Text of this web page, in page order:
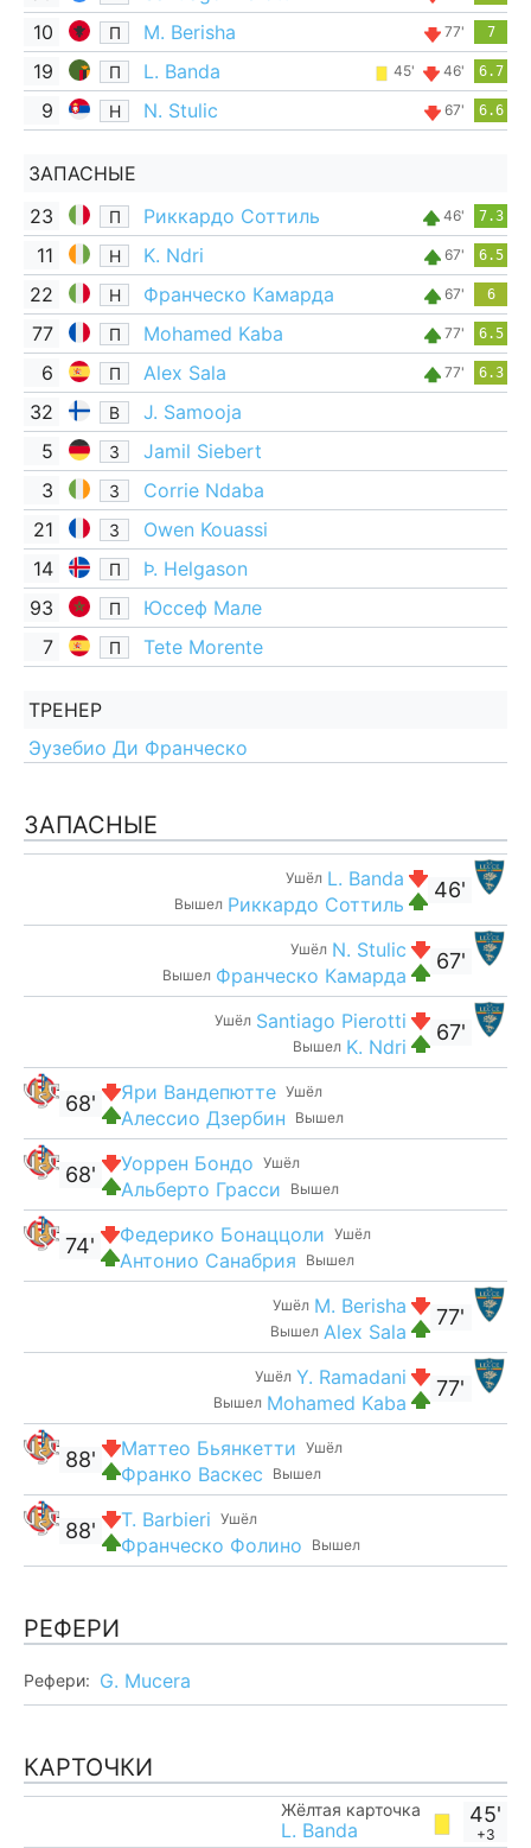
10 П M. Berisha 77' 7
19 П L. Banda 45' 46' 6.7
9 Н N. Stulic 67' 6.6
ЗАПАСНЫЕ
23
П Риккардо Соттиль 46' 7.3
11 Н K. Ndri 67' 6.5
22 Н Франческо Камарда 67' 6
77 П Mohamed Kaba 77' 6.5
6 П Alex Sala 77' 6.3
32 В
J. Samooja
5
З
Jamil Siebert
3
З
Corrie Ndaba
21
З
Owen Kouassi
14
П
Þ. Helgason
93
П
Юссеф Мале
7
П Tete Morente
ТРЕНЕР
Эузебио Ди Франческо
ЗАПАСНЫЕ
46'
Ушёл L. Banda
Вышел Риккардо Соттиль
67'
Ушёл N. Stulic
Вышел Франческо Камарда
67'
Ушёл Santiago Pierotti
Вышел K. Ndri
Ушёл
Яри Вандепютте
Вышел
Алессио Дзербин
68'
Ушёл
Уоррен Бондо
Вышел
Альберто Грасси
68'
Ушёл
Федерико Бонаццоли
Вышел
Антонио Санабрия
74'
77'
Ушёл M. Berisha
Вышел Alex Sala
77'
Ушёл Y. Ramadani
Вышел Mohamed Kaba
Ушёл
Маттео Бьянкетти
Вышел
Франко Васкес
88'
Ушёл
T. Barbieri
Вышел
Франческо Фолино
88'
РЕФЕРИ
Рефери: G. Mucera
КАРТОЧКИ
45'
+3
Жёлтая карточка
L. Banda